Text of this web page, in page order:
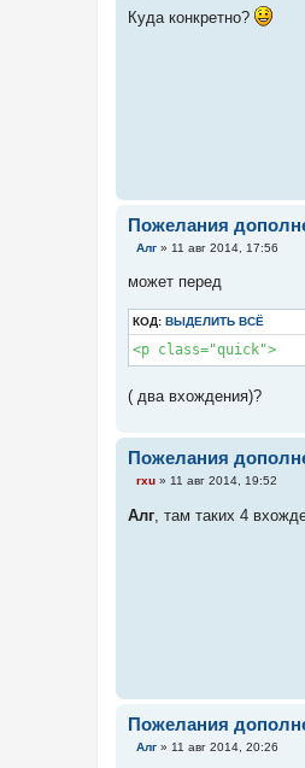
б
Куда конкретно?
Пожелания
С
б
е
н
и
е
Алг » 11 авг 2014, 17:56
может перед
КОД: ВЫДЕЛИТЬ ВСЁ
<p class="quick">
( два вхождения)?
Пожелания
С
б
rxu » 11 авг 2014, 19:52
Алг , там таких 4
Пожелания
С
Алг » 11 авг 2014, 20:26